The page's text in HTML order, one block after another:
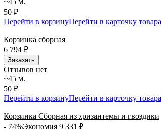
50 ₽
Перейти в корзинуПерейти в карточку товара
Корзинка сборная
6 794 ₽
Заказать
Отзывов нет
~45 м.
50 ₽
Перейти в корзинуПерейти в карточку товара
Корзинка Сборная из хризантемы и гвоздики
- 74%Экономия 9 331 ₽